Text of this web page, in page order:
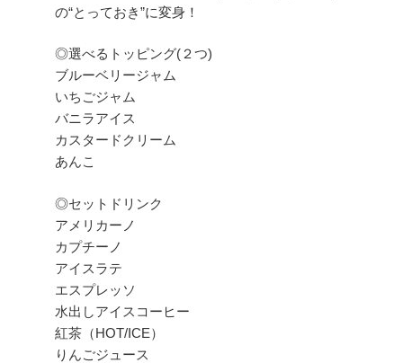
の“とっておき”に変身！
◎選べるトッピング(２つ)
ブルーベリージャム
いちごジャム
バニラアイス
カスタードクリーム
あんこ
◎セットドリンク
アメリカーノ
カプチーノ
アイスラテ
エスプレッソ
水出しアイスコーヒー
紅茶（HOT/ICE）
りんごジュース